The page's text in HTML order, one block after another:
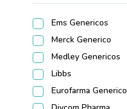
Ems Genericos
Merck Generico
Medley Genericos
Libbs
Eurofarma Generico